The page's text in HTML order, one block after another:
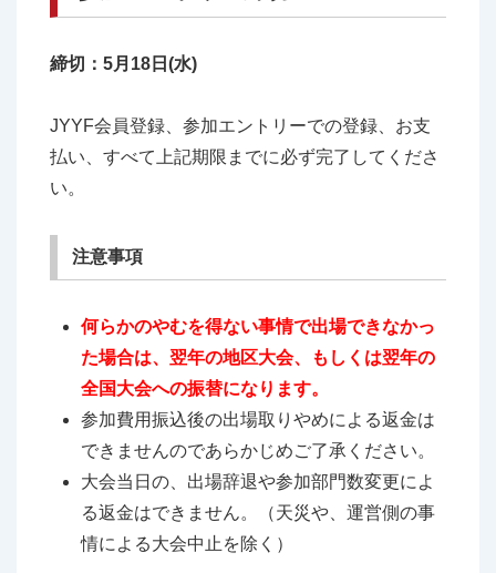
締切：5月18日(水)
JYYF会員登録、参加エントリーでの登録、お支
払い、すべて上記期限までに必ず完了してくださ
い。
注意事項
何らかのやむを得ない事情で出場できなかっ
た場合は、翌年の地区大会、もしくは翌年の
全国大会への振替になります。
参加費用振込後の出場取りやめによる返金は
できませんのであらかじめご了承ください。
大会当日の、出場辞退や参加部門数変更によ
る返金はできません。（天災や、運営側の事
情による大会中止を除く）